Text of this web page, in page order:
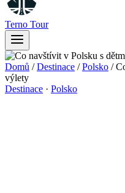
Terno Tour
Domů / Destinace / Polsko /
výlety
Destinace · Polsko